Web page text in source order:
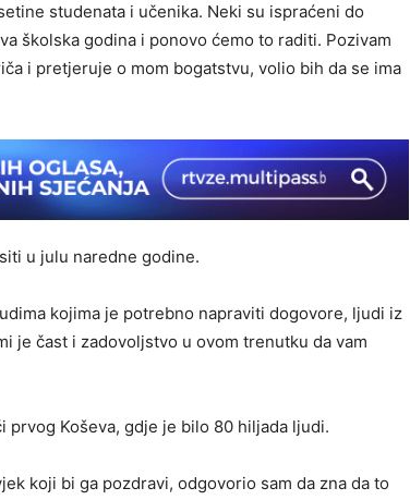
studenata i učenika. Neki su ispraćeni do
školska godina i ponovo ćemo to raditi. Pozivam
i pretjeruje o mom bogatstvu, volio bih da se ima
u julu naredne godine.
kojima je potrebno napraviti dogovore, ljudi iz
je čast i zadovoljstvo u ovom trenutku da vam
Koševa, gdje je bilo 80 hiljada ljudi.
koji bi ga pozdravi, odgovorio sam da zna da to